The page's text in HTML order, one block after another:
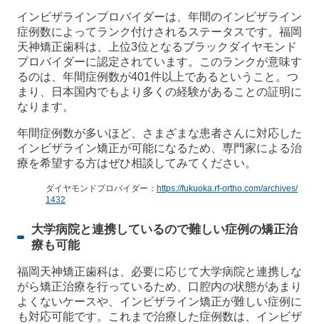
インビザラインプロバイダーは、年間のインビザライン
症例数によってランク付けされるステータスです。福岡
天神矯正歯科は、上位3位となるブラックダイヤモンド
プロバイダーに認定されています。このランクが意味す
るのは、年間症例数が401件以上であるということ。つ
まり、日本国内でもより多くの経験があることの証明に
なります。
年間症例数が多いほど、さまざまな患者さんに対応した
インビザライン矯正が可能になるため、専門家による治
療を希望する方はぜひ相談してみてください。
ダイヤモンドプロバイダー： https://fukuoka.rf-ortho.com/archives/
1432
大学病院と連携しているので難しい症例の矯正治
療も可能
福岡天神矯正歯科は、必要に応じて大学病院と連携しな
がら矯正治療を行っているため、口腔内の状態があまり
よくないケースや、インビザライン矯正が難しい症例に
も対応可能です。これまで治療した症例数は、インビザ